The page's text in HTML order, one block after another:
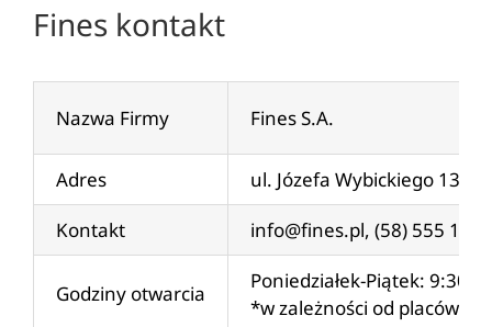
Fines kontakt
Nazwa Firmy Fines S.A.
Adres
ul. Józefa Wybickiego 13C,
Kontakt
info@fines.pl, (58) 555 18
Godziny otwarcia
Poniedziałek-Piątek: 9:30 –
*w zależności od placówki